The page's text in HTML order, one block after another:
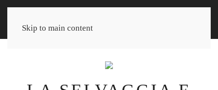
Skip to main content